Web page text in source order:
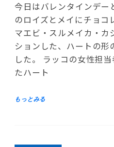
今日はバレンタインデー
のロイズとメイにチョコ
マエビ・スルメイカ・カ
ションした、ハートの形
した。 ラッコの女性担
たハート